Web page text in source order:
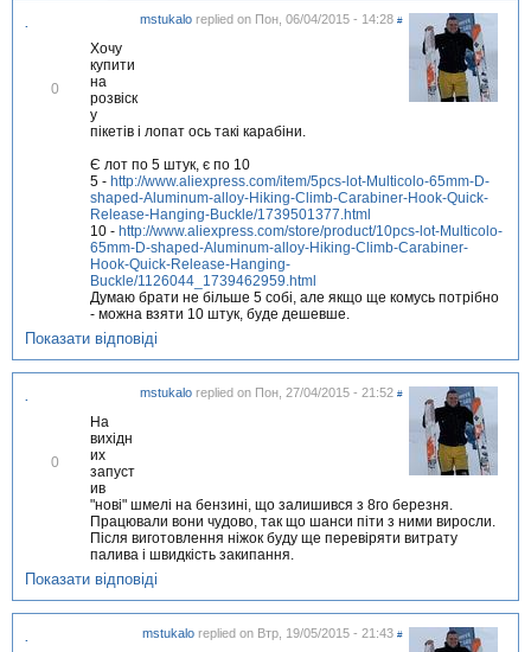
mstukaloreplied on Пон, 06/04/2015 - 14:28 #
0
Хочу
купити
на
розвіск
у
пікетів і лопат ось такі карабіни.
Є лот по 5 штук, є по 10
5 - http://www.aliexpress.com/item/5pcs-lot-Multicolo-65mm-D-
shaped-Aluminum-alloy-Hiking-Climb-Carabiner-Hook-Quick-
Release-Hanging-Buckle/1739501377.html
10 - http://www.aliexpress.com/store/product/10pcs-lot-Multicolo-
65mm-D-shaped-Aluminum-alloy-Hiking-Climb-Carabiner-
Hook-Quick-Release-Hanging-
Buckle/1126044_1739462959.html
Думаю брати не більше 5 собі, але якщо ще комусь потрібно
- можна взяти 10 штук, буде дешевше.
Показати відповіді
mstukaloreplied on Пон, 27/04/2015 - 21:52 #
т
0
На
вихідн
их
запуст
ив
"нові" шмелі на бензині, що залишився з 8го березня.
Працювали вони чудово, так що шанси піти з ними виросли.
Після виготовлення ніжок буду ще перевіряти витрату
палива і швидкість закипання.
Показати відповіді
mstukaloreplied on Втр, 19/05/2015 - 21:43 #